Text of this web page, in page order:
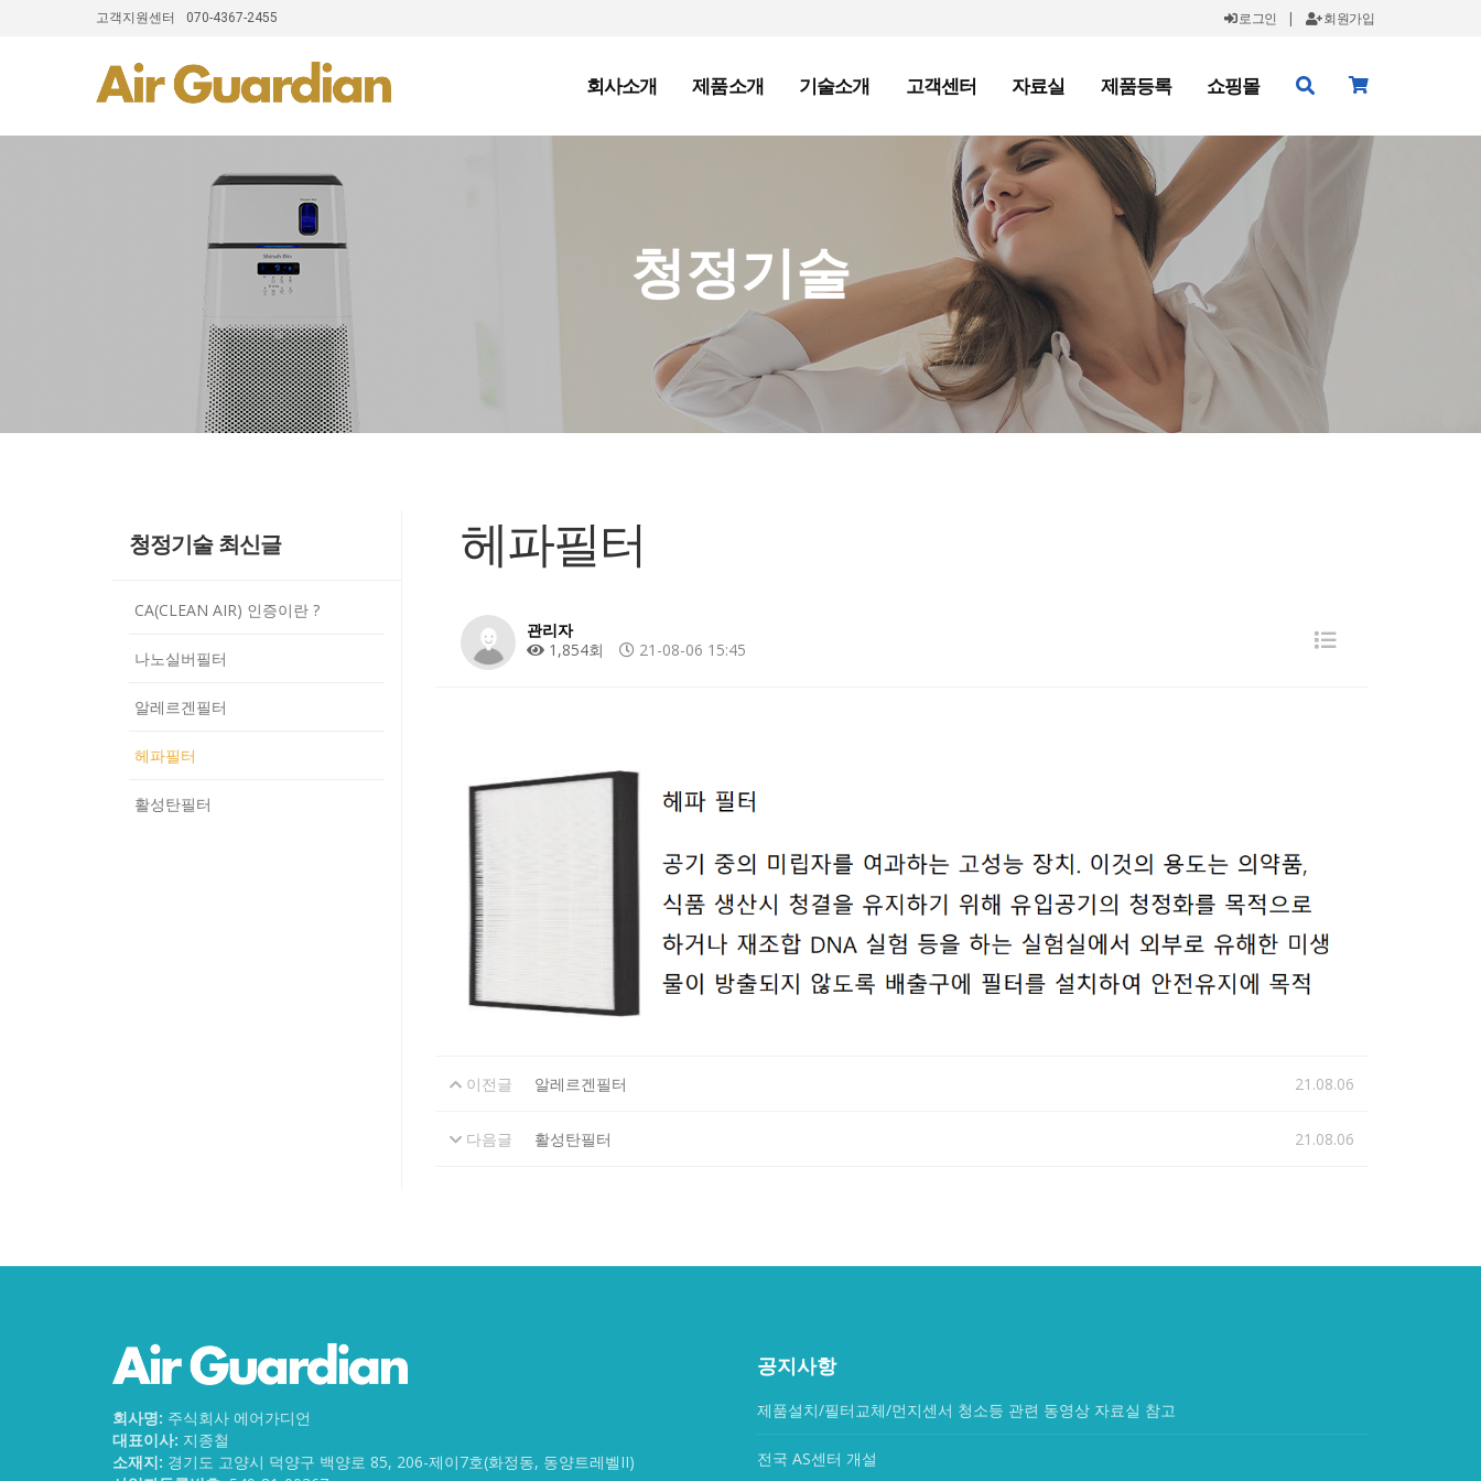
고객지원센터 070-4367-2455 로그인 | 회원가입
회사소개 제품소개 기술소개 고객센터 자료실 제품등록 쇼핑몰
청정기술
청정기술 최신글
CA(CLEAN AIR) 인증이란 ?
나노실버필터
알레르겐필터
헤파필터
활성탄필터
헤파필터
관리자
1,854회
21-08-06 15:45
이전글 알레르겐필터 21.08.06
다음글 활성탄필터 21.08.06
회사명: 주식회사 에어가디언
대표이사: 지종철
소재지: 경기도 고양시 덕양구 백양로 85, 206-제이7호(화정동, 동양트레벨II)
공지사항
제품설치/필터교체/먼지센서 청소등 관련 동영상 자료실 참고
전국 AS센터 개설